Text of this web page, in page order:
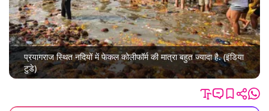
प्रयागराज स्थित नदियों में फेकल कोलीफॉर्म की मात्रा बहुत ज्यादा है. (इंडिया
टुडे)